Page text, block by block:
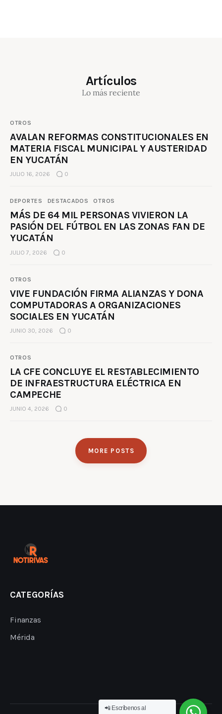
Artículos
Lo más reciente
OTROS
AVALAN REFORMAS CONSTITUCIONALES EN
MATERIA FISCAL MUNICIPAL Y AUSTERIDAD
EN YUCATÁN
JULIO 16, 2026 0
DEPORTES DESTACADOS OTROS
MÁS DE 64 MIL PERSONAS VIVIERON LA
PASIÓN DEL FÚTBOL EN LAS ZONAS FAN DE
YUCATÁN
JULIO 7, 2026 0
OTROS
VIVE FUNDACIÓN FIRMA ALIANZAS Y DONA
COMPUTADORAS A ORGANIZACIONES
SOCIALES EN YUCATÁN
JUNIO 30, 2026 0
OTROS
LA CFE CONCLUYE EL RESTABLECIMIENTO
DE INFRAESTRUCTURA ELÉCTRICA EN
CAMPECHE
JUNIO 4, 2026 0
MORE POSTS
CATEGORÍAS
Finanzas
Mérida
📲 Escríbenos al